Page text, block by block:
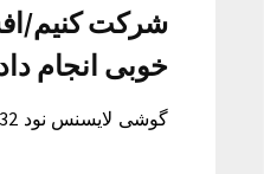
شرکت کنیم/
خوبی انجام
گوشی لایسنس نود 32